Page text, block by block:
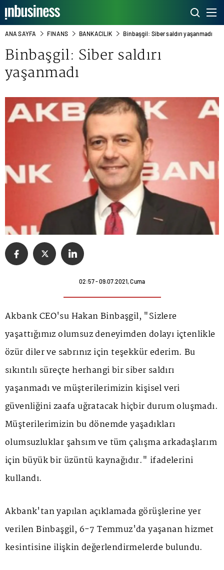
ANA SAYFA FINANS BANKACILIK Binbaşgil: Siber saldırı yaşanmadı
Binbaşgil: Siber saldırı
yaşanmadı
02:57 - 09.07.2021, Cuma
Akbank CEO'su Hakan Binbaşgil, "Sizlere
yaşattığımız olumsuz deneyimden dolayı içtenlikle
özür diler ve sabrınız için teşekkür ederim. Bu
sıkıntılı süreçte herhangi bir siber saldırı
yaşanmadı ve müşterilerimizin kişisel veri
güvenliğini zaafa uğratacak hiçbir durum oluşmadı.
Müşterilerimizin bu dönemde yaşadıkları
olumsuzluklar şahsım ve tüm çalışma arkadaşlarım
için büyük bir üzüntü kaynağıdır." ifadelerini
kullandı.
Akbank'tan yapılan açıklamada görüşlerine yer
verilen Binbaşgil, 6-7 Temmuz'da yaşanan hizmet
kesintisine ilişkin değerlendirmelerde bulundu.